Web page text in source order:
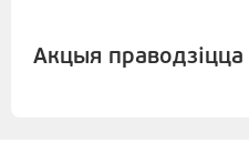
Акцыя